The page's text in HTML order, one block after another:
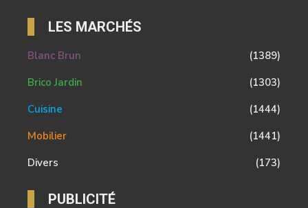
LES MARCHÉS
Blanc Brun
(1389)
Brico Jardin
(1303)
Cuisine
(1444)
Mobilier
(1441)
Divers
(173)
PUBLICITÉ